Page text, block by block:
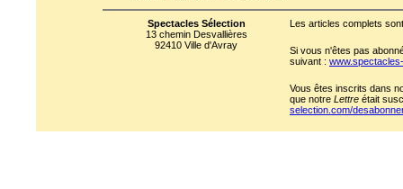
Spectacles Sélection
13 chemin Desvallières
92410 Ville d'Avray
Les articles complets
Si vous n'êtes pas
suivant :
Vous êtes inscrits dans
que notre Lettre était
selection.com/